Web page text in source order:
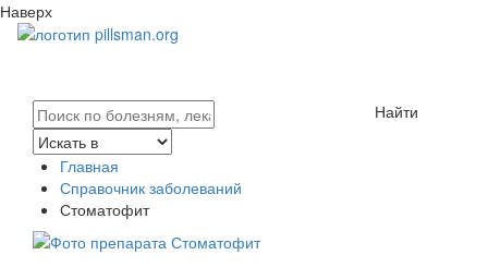
Наверх
Найти
Главная
Справочник заболеваний
Стоматофит